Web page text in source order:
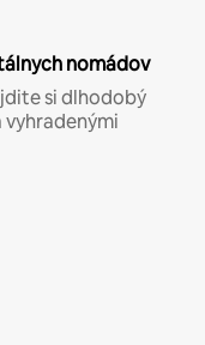
nomádov
si dlhodobý